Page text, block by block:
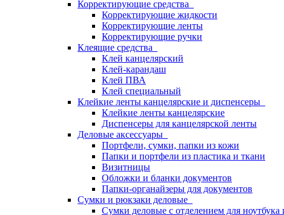
Корректирующие средства
Корректирующие жидкости
Корректирующие ленты
Корректирующие ручки
Клеящие средства
Клей канцелярский
Клей-карандаш
Клей ПВА
Клей специальный
Клейкие ленты канцелярские и диспенсеры
Клейкие ленты канцелярские
Диспенсеры для канцелярской ленты
Деловые аксессуары
Портфели, сумки, папки из кожи
Папки и портфели из пластика и ткани
Визитницы
Обложки и бланки документов
Папки-органайзеры для документов
Сумки и рюкзаки деловые
Сумки деловые с отделением для ноутбука